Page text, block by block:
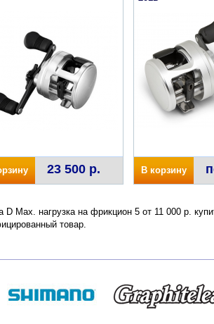
23 500 р. В корзину
D Max. нагрузка на фрикцион 5 от 11 000 р.
товар.